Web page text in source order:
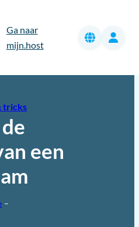
Ga naar
mijn.host
tricks
een
–